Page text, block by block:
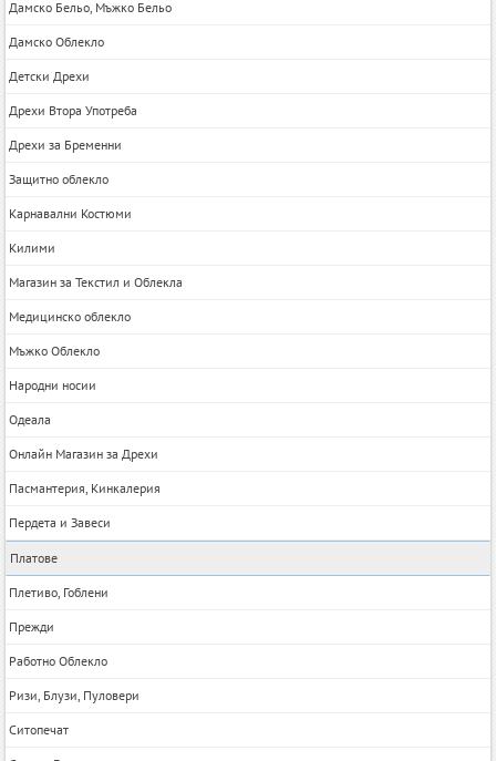
Дамско Бельо, Мъжко Бельо
Дамско Облекло
Детски Дрехи
Дрехи Втора Употреба
Дрехи за Бременни
Защитно облекло
Карнавални Костюми
Килими
Магазин за Текстил и Облекла
Медицинско облекло
Мъжко Облекло
Народни носии
Одеала
Онлайн Магазин за Дрехи
Пасмантерия, Кинкалерия
Пердета и Завеси
Платове
Плетиво, Гоблени
Прежди
Работно Облекло
Ризи, Блузи, Пуловери
Ситопечат